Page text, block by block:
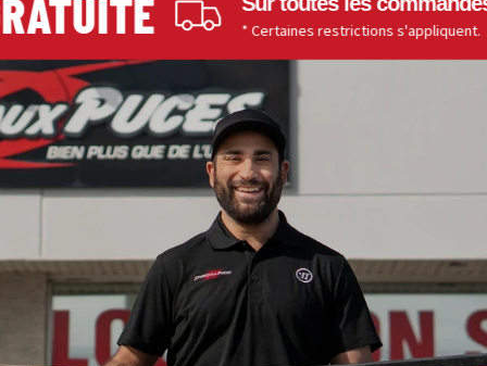
* Certaines restrictions s'appliquent.